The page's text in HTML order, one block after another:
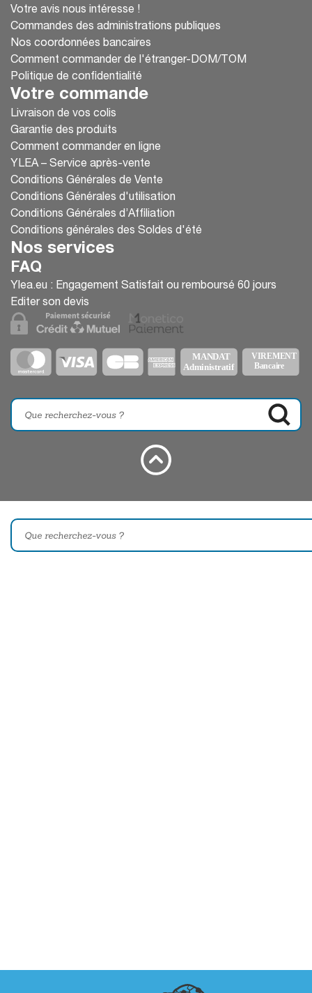
Votre avis nous intéresse !
Commandes des administrations publiques
Nos coordonnées bancaires
Comment commander de l'étranger-DOM/TOM
Politique de confidentialité
Votre commande
Livraison de vos colis
Garantie des produits
Comment commander en ligne
YLEA – Service après-vente
Conditions Générales de Vente
Conditions Générales d'utilisation
Conditions Générales d’Affiliation
Conditions générales des Soldes d'été
Nos services
FAQ
Ylea.eu : Engagement Satisfait ou remboursé 60 jours
Editer son devis